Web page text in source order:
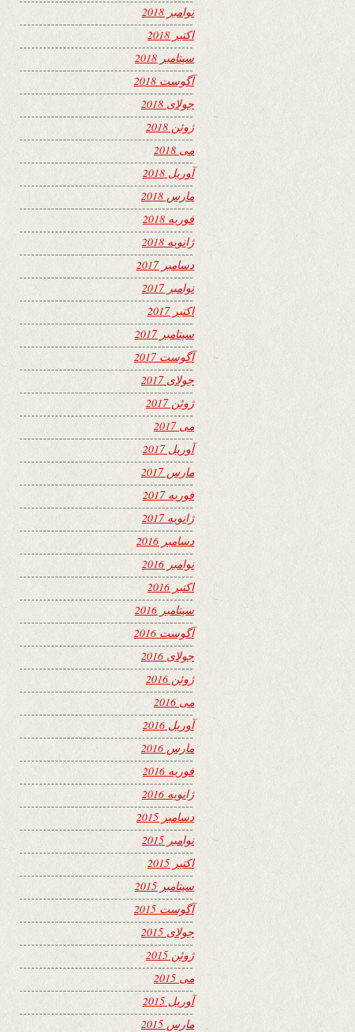
نوامبر 2018
اکتبر 2018
سپتامبر 2018
آگوست 2018
جولای 2018
ژوئن 2018
می 2018
آوریل 2018
مارس 2018
فوریه 2018
ژانویه 2018
دسامبر 2017
نوامبر 2017
اکتبر 2017
سپتامبر 2017
آگوست 2017
جولای 2017
ژوئن 2017
می 2017
آوریل 2017
مارس 2017
فوریه 2017
ژانویه 2017
دسامبر 2016
نوامبر 2016
اکتبر 2016
سپتامبر 2016
آگوست 2016
جولای 2016
ژوئن 2016
می 2016
آوریل 2016
مارس 2016
فوریه 2016
ژانویه 2016
دسامبر 2015
نوامبر 2015
اکتبر 2015
سپتامبر 2015
آگوست 2015
جولای 2015
ژوئن 2015
می 2015
آوریل 2015
مارس 2015